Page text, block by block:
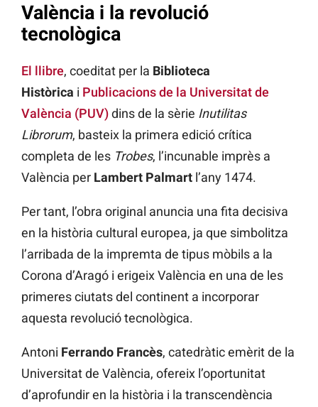
València i la revolució
tecnològica
El llibre, coeditat per la Biblioteca
Històrica i Publicacions de la Universitat de
València (PUV)dins de la sèrie Inutilitas
Librorum, basteix la primera edició crítica
completa de les Trobes, l’incunable imprès a
València per Lambert Palmart l’any 1474.
Per tant, l’obra original anuncia una fita decisiva
en la història cultural europea, ja que simbolitza
l’arribada de la impremta de tipus mòbils a la
Corona d’Aragó i erigeix València en una de les
primeres ciutats del continent a incorporar
aquesta revolució tecnològica.
Antoni Ferrando Francès, catedràtic emèrit de la
Universitat de València, ofereix l’oportunitat
d’aprofundir en la història i la transcendència